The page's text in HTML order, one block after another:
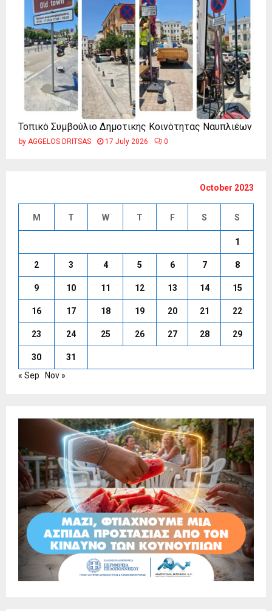
Τοπικό Συμβούλιο Δημοτικής Κοινότητας Ναυπλιέων
by AGGELOS DRITSAS 17 July 2026 0
October 2023
M T W T F S S
1
2 3 4 5 6 7 8
9 10 11 12 13 14 15
16 17 18 19 20 21 22
23 24 25 26 27 28 29
30
31
« Sep
Nov »